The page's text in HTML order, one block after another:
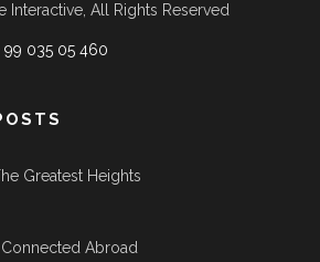
Interactive , All Rights Reserved
99 035 05 460
Greatest Heights
Abroad